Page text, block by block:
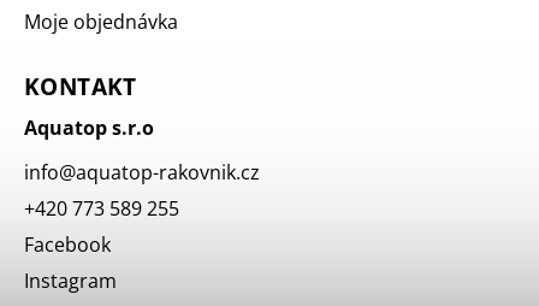
Moje objednávka
KONTAKT
Aquatop s.r.o
info@aquatop-rakovnik.cz
+420 773 589 255
Facebook
Instagram